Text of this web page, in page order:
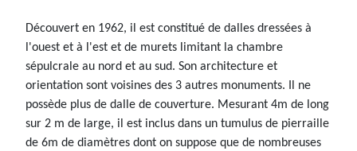
Découvert en 1962, il est constitué de dalles dressées à
l'ouest et à l'est et de murets limitant la chambre
sépulcrale au nord et au sud. Son architecture et
orientation sont voisines des 3 autres monuments. Il ne
possède plus de dalle de couverture. Mesurant 4m de long
sur 2 m de large, il est inclus dans un tumulus de pierraille
de 6m de diamètres dont on suppose que de nombreuses